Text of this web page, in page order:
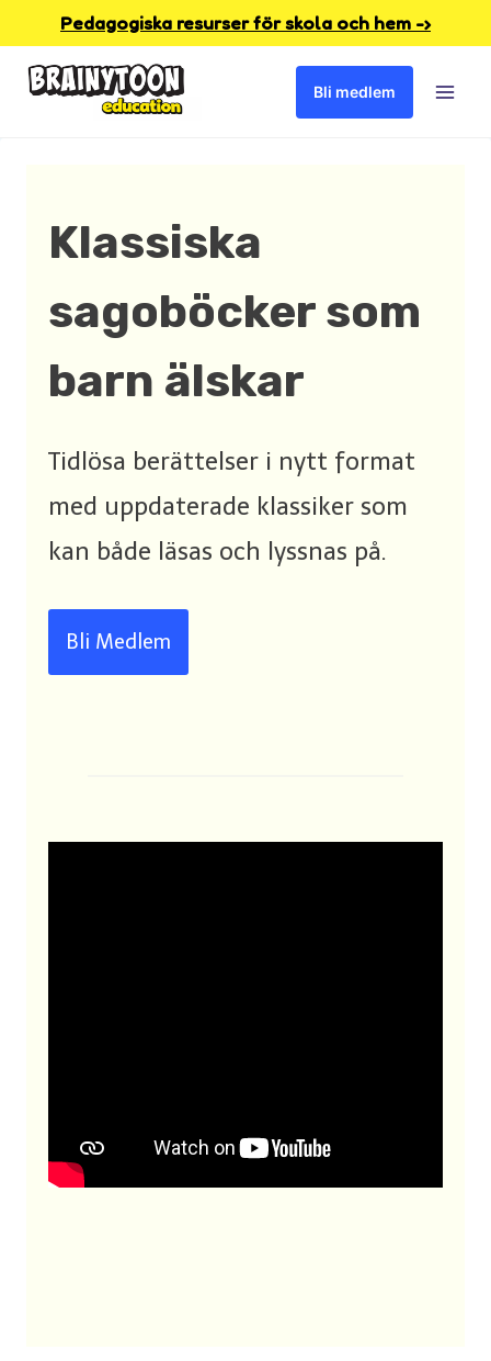
content
Pedagogiska resurser för skola och hem -›
Bli medlem
Klassiska
sagoböcker som
barn älskar
Tidlösa berättelser i nytt format
med uppdaterade klassiker som
kan både läsas och lyssnas på.
Bli Medlem